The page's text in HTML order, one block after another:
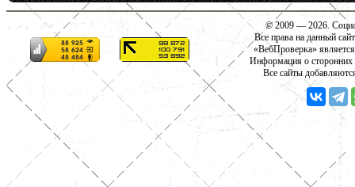
© 2009 — 2026.
Все права на данный
«ВебПроверка»
Информация о сторонних
Все сайты